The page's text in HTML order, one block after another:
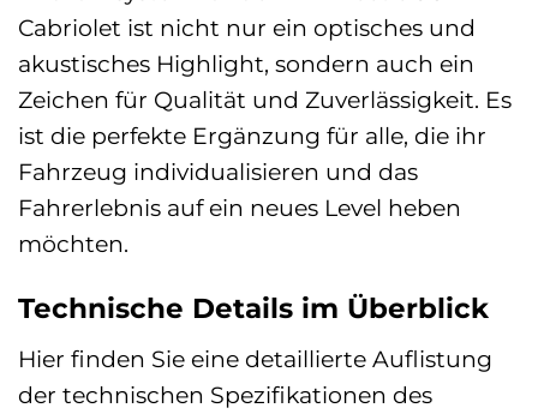
Cabriolet ist nicht nur ein optisches und
akustisches Highlight, sondern auch ein
Zeichen für Qualität und Zuverlässigkeit. Es
ist die perfekte Ergänzung für alle, die ihr
Fahrzeug individualisieren und das
Fahrerlebnis auf ein neues Level heben
möchten.
Technische Details im Überblick
Hier finden Sie eine detaillierte Auflistung
der technischen Spezifikationen des